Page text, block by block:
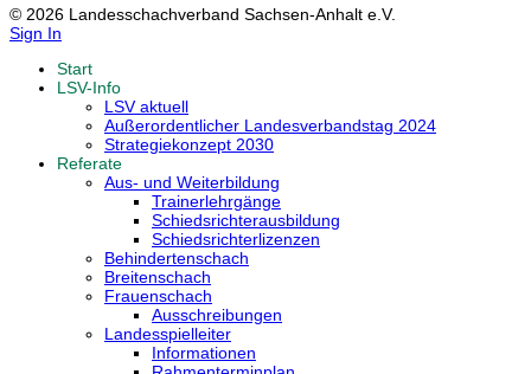
© 2026 Landesschachverband Sachsen-Anhalt e.V.
Sign In
Start
LSV-Info
LSV aktuell
Außerordentlicher Landesverbandstag 2024
Strategiekonzept 2030
Referate
Aus- und Weiterbildung
Trainerlehrgänge
Schiedsrichterausbildung
Schiedsrichterlizenzen
Behindertenschach
Breitenschach
Frauenschach
Ausschreibungen
Landesspielleiter
Informationen